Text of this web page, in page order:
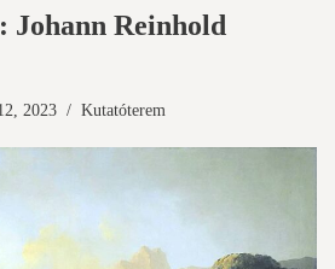
Johann Reinhold
2023 Kutatóterem